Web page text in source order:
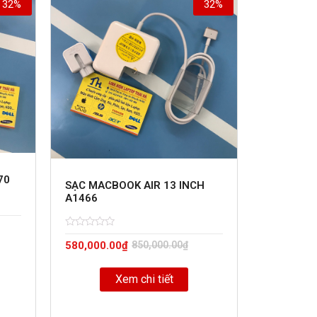
32%
SẠC MACBOOK AIR 13 INCH
A1466
0
850,000.00₫
580,000.00₫
32%
Xem chi tiết